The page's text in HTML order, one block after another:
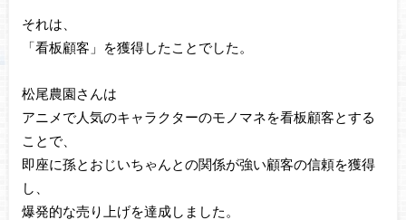
それは、
「看板顧客」を獲得したことでした。
松尾農園さんは
アニメで人気のキャラクターのモノマネを看板顧客とする
ことで、
即座に孫とおじいちゃんとの関係が強い顧客の信頼を獲得
し、
爆発的な売り上げを達成しました。